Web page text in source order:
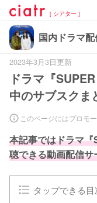
[ シアター ]
国内ドラマ
2023年3月3日更新
ドラマ『
中のサブスクま
このページにはプロモ
本記事ではドラマ
聴できる動画配信
タップできる目